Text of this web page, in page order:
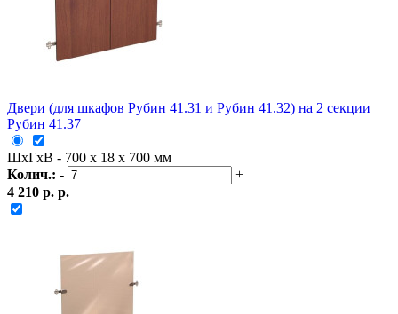
Двери (для шкафов Рубин 41.31 и Рубин 41.32) на 2 секции
Рубин 41.37
ШxГxВ - 700 x 18 x 700 мм
Колич.: -
+
4 210 р. р.